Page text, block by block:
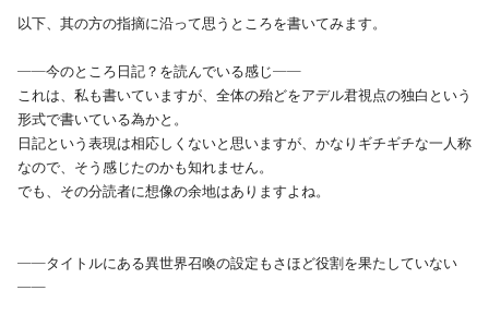
以下、其の方の指摘に沿って思うところを書いてみます。
――今のところ日記？を読んでいる感じ――
これは、私も書いていますが、全体の殆どをアデル君視点の独白という
形式で書いている為かと。
日記という表現は相応しくないと思いますが、かなりギチギチな一人称
なので、そう感じたのかも知れません。
でも、その分読者に想像の余地はありますよね。
――タイトルにある異世界召喚の設定もさほど役割を果たしていない
――